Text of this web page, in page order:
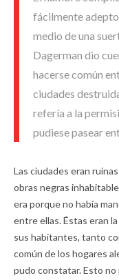
fácilmente
medio de una
Dagerman dio
hacerse común
ciudades
refería a la
pudiese pasear
Las ciudades eran
obras negras
era porque no había
entre ellas. Éstas eran
sus habitantes, tanto
común de los hogares
pudo constatar. Esto